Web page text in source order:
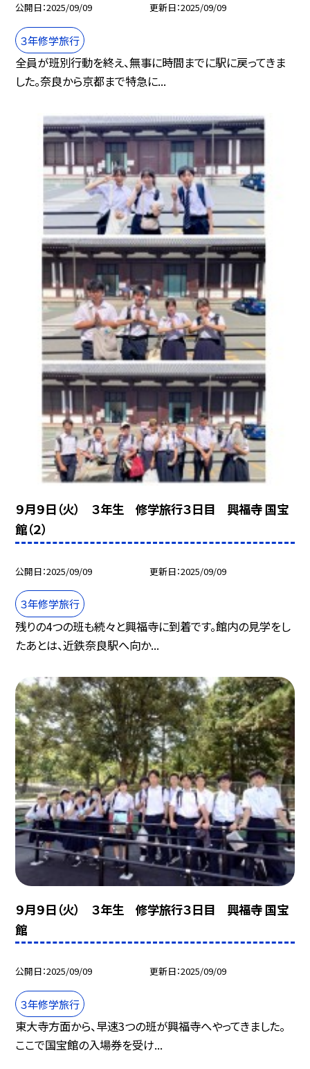
公開日 2025/09/09 更新日 2025/09/09
３年修学旅行
全員が班別行動を終え、無事に時間までに駅に戻ってきま
した。奈良から京都まで特急に...
９月９日（火） ３年生 修学旅行３日目 興福寺 国宝
館（２）
公開日 2025/09/09 更新日 2025/09/09
３年修学旅行
残りの4つの班も続々と興福寺に到着です。館内の見学をし
たあとは、近鉄奈良駅へ向か...
９月９日（火） ３年生 修学旅行３日目 興福寺 国宝
館
公開日 2025/09/09 更新日 2025/09/09
３年修学旅行
東大寺方面から、早速3つの班が興福寺へやってきました。
ここで国宝館の入場券を受け...